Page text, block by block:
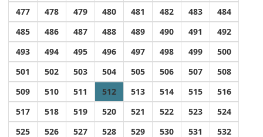
477
478 479 480 481 482 483
484
485
486 487 488 489 490 491
492
493
494 495 496 497 498 499
500
501
502 503 504 505 506 507
508
509
510 511 512 513 514 515
516
517
518 519 520 521 522 523
524
525
526 527 528 529 530 531
532